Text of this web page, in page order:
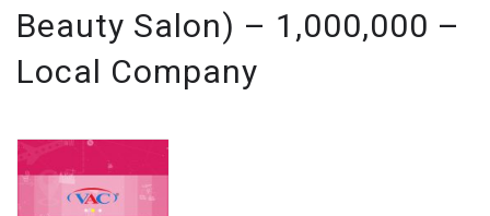
Beauty Salon) – 1,000,000 –
Local Company